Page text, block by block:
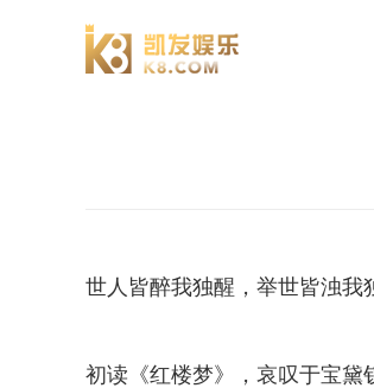
世人皆醉我独醒，举世皆浊我
初读《红楼梦》，哀叹于宝黛